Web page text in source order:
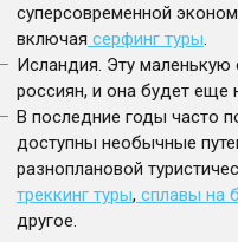
суперсовременной
включая серфинг туры
Исландия. Эту маленькую
россиян, и она будет еще
В последние годы часто
доступны необычные
разноплановой
треккинг туры, сплавы на
другое.